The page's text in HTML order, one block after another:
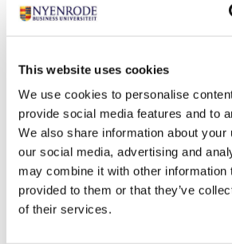
This website uses cookies
We use cookies to personalise
provide social media features and to
We also share information about your
our social media, advertising and
may combine it with other information
provided to them or that they’ve
of their services.